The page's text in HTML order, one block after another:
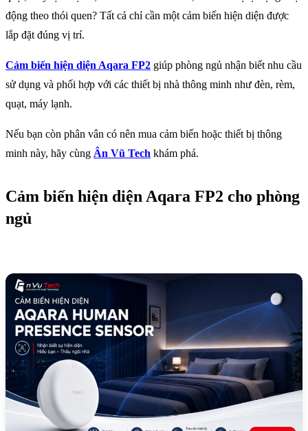
động theo thói quen? Tất cả chỉ cần một cảm biến hiện diện được
lắp đặt đúng vị trí.
Cảm biến hiện diện Aqara FP2 giúp phòng ngủ nhận biết nhu cầu
sử dụng và phối hợp với các thiết bị nhà thông minh như đèn, rèm,
quạt, máy lạnh.
Nếu bạn còn phân vân có nên mua cảm biến hoặc thiết bị thông
minh này, hãy cùng Ân Vũ Tech khám phá.
Cảm biến hiện diện Aqara FP2 cho phòng
ngủ